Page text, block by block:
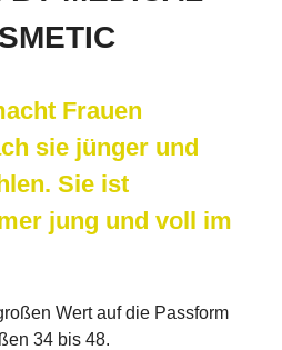
Frauen
sie jünger und
Sie ist
jung und voll im
Wert auf die Passform
34 bis 48.